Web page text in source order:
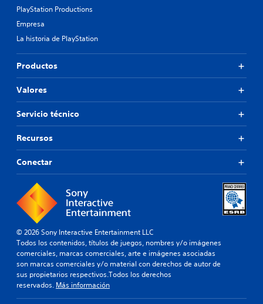
PlayStation Productions
Empresa
La historia de PlayStation
Productos
Valores
Servicio técnico
Recursos
Conectar
© 2026 Sony Interactive Entertainment LLC
Todos los contenidos, títulos de juegos, nombres y/o imágenes
comerciales, marcas comerciales, arte e imágenes asociadas
son marcas comerciales y/o material con derechos de autor de
sus propietarios respectivos.Todos los derechos
reservados. Más información